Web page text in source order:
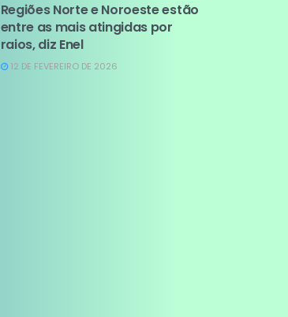
Regiões Norte e Noroeste estão
entre as mais atingidas por
raios, diz Enel
12 DE FEVEREIRO DE 2026